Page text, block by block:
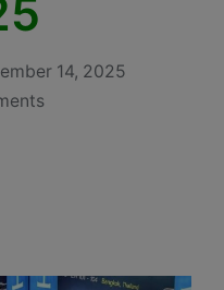
14, 2025